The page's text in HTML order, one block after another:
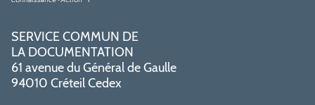
SERVICE COMMUN DE
LA DOCUMENTATION
61 avenue du Général de Gaulle
94010 Créteil Cedex